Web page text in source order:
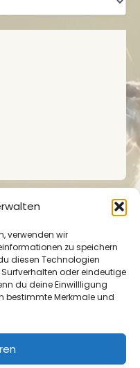
verwenden wir
zu speichern
diesen Technologien
oder eindeutige
du deine Einwillligung
bestimmte Merkmale und
|Cookie-